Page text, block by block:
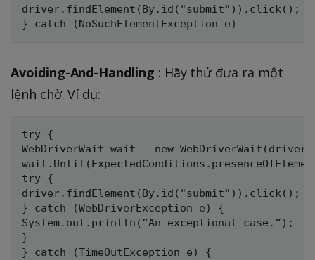
driver.findElement(By.id("submit")).click();
Avoiding-And-Handling : Hãy thử đưa ra một
lệnh chờ. Ví dụ:
try {
WebDriverWait wait = new WebDriverWait(driver,
try {
driver.findElement(By.id("submit")).click();
} catch (WebDriverException e) {
System.out.println(“An exceptional case.”);
}
} catch (TimeOutException e) {